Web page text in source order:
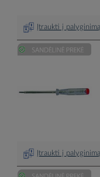
Įtraukti į palyginimą
Įtraukti į palyginimą